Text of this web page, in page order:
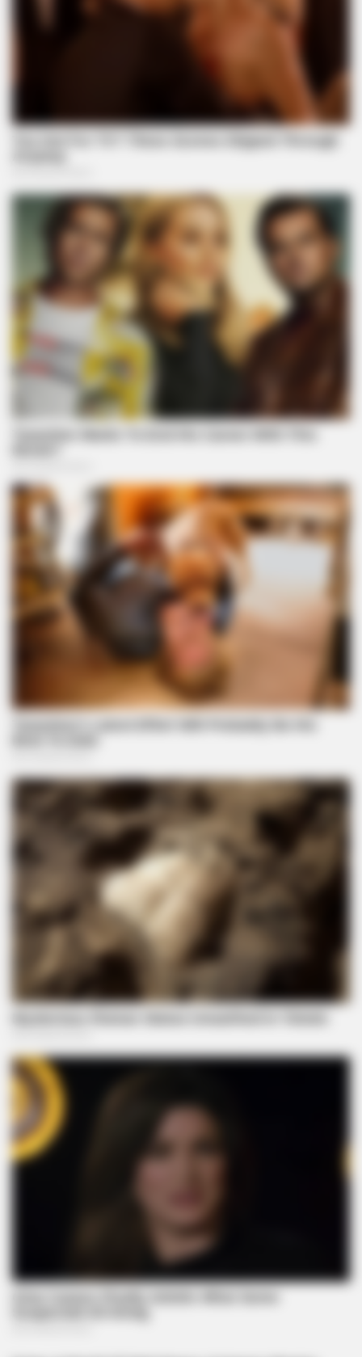
The Most Surprising Things About FIFA World Cup 2026
The 90s Was A Fantastic Decade For Fans Of Action Movies
BRAINBERRIES
These '90s Couples Will Always Hold A Special Place In Our
The Bodyguard's Hidden Bloopers Revealed
Will You Survive? 10 Things To Keep In Your Emergency Kit